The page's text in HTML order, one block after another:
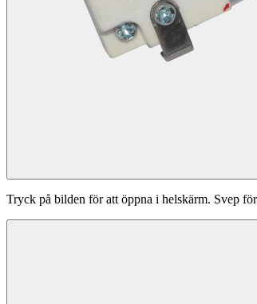
Tryck på bilden för att öppna i helskärm. Svep